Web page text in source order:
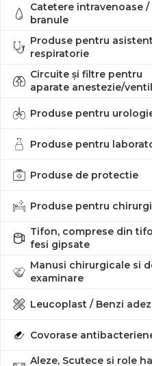
Catetere intravenoase /
branule
Produse pentru
respiratorie
Circuite și filtre pentru
aparate anestezie/
Produse pentru
Produse pentru
Produse de protectie
Produse pentru
Tifon, comprese din
fesi gipsate
Manusi chirurgicale si
examinare
Leucoplast / Benzi
Covorase
Aleze, Scutece si role